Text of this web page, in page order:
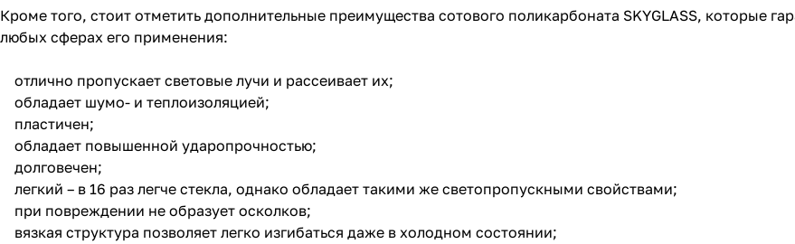
Кроме того, стоит отметить дополнительные преимущества сотового поликарбоната SKYGLASS, которые
любых сферах его применения:
отлично пропускает световые лучи и рассеивает их;
обладает шумо- и теплоизоляцией;
пластичен;
обладает повышенной ударопрочностью;
долговечен;
легкий – в 16 раз легче стекла, однако обладает такими же светопропускными свойствами;
при повреждении не образует осколков;
вязкая структура позволяет легко изгибаться даже в холодном состоянии;